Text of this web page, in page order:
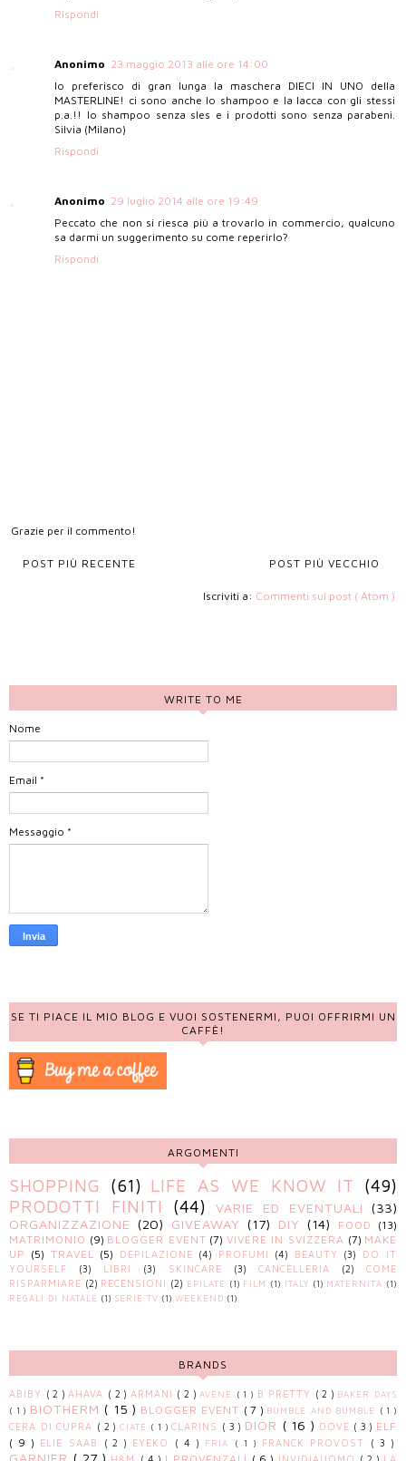
Rispondi
Anonimo 23 maggio 2013 alle ore 14:00
Io preferisco di gran lunga la maschera DIECI IN UNO della
MASTERLINE! ci sono anche lo shampoo e la lacca con gli stessi
p.a.!! lo shampoo senza sles e i prodotti sono senza parabeni.
Silvia (Milano)
Rispondi
Anonimo 29 luglio 2014 alle ore 19:49
Peccato che non si riesca più a trovarlo in commercio, qualcuno
sa darmi un suggerimento su come reperirlo?
Rispondi
Grazie per il commento!
POST PIÙ RECENTE POST PIÙ VECCHIO
Iscriviti a: Commenti sul post ( Atom )
WRITE TO ME
Nome
Email *
Messaggio *
SE TI PIACE IL MIO BLOG E VUOI SOSTENERMI, PUOI OFFRIRMI UN
CAFFÈ!
ARGOMENTI
SHOPPING (61) LIFE AS WE KNOW IT
(49)
PRODOTTI FINITI
(44) VARIE ED EVENTUALI
(33)
ORGANIZZAZIONE
(20) GIVEAWAY (17) DIY (14) FOOD
(13)
MATRIMONIO (9) BLOGGER EVENT (7) VIVERE IN SVIZZERA (7) MAKE
UP (5) TRAVEL (5) DEPILAZIONE (4) PROFUMI (4) BEAUTY (3)
DO IT
YOURSELF
(3) LIBRI (3) SKINCARE (3) CANCELLERIA (2)
COME
RISPARMIARE (2) RECENSIONI (2) EPILATE (1) FILM (1) ITALY (1) MATERNITÀ (1)
REGALI DI NATALE (1) SERIE TV (1) WEEKEND (1)
BRANDS
ABIBY ( 2 ) AHAVA ( 2 ) ARMANI ( 2 ) AVÈNE ( 1 ) B PRETTY ( 2 ) BAKER DAYS
( 1 ) BIOTHERM ( 15 ) BLOGGER EVENT ( 7 ) BUMBLE AND BUMBLE ( 1 )
CERA DI CUPRA ( 2 ) CIATÈ ( 1 )CLARINS ( 3 ) DIOR ( 16 ) DOVE ( 3 ) ELF
( 9 )
ELIE SAAB ( 2 ) EYEKO ( 4 ) FRIA ( 1 ) FRANCK PROVOST ( 3 )
GARNIER ( 27 )